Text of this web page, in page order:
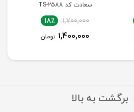
سعادت کد TS-2588
1,700,000 18٪
1,400,000 تومان
برگشت به بالا